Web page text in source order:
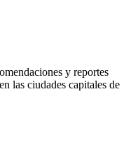
y reportes
las ciudades capitales de